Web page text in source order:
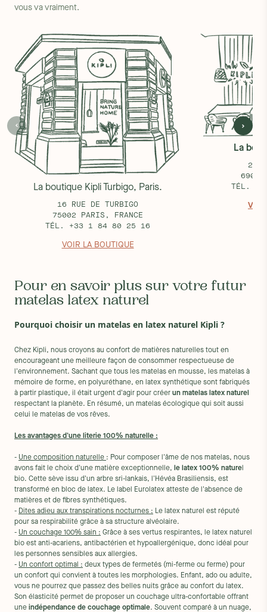
vous va vraiment.
La boutique Kipli Turbigo, Paris.
16 RUE DE TURBIGO
75002 PARIS, FRANCE
TÉL. +33 1 84 80 25 16
VOIR LA BOUTIQUE
La
25
69002
TÉL.
Pour en savoir plus sur votre futur
matelas latex naturel
Pourquoi choisir un matelas en latex naturel Kipli ?
Chez Kipli, nous croyons au confort de matières naturelles tout en
encourageant une meilleure façon de consommer respectueuse de
l'environnement. Sachant que tous les matelas en mousse, les matelas à
mémoire de forme, en polyuréthane, en latex synthétique sont fabriqués
à partir plastique, il était urgent d'agir pour créer un matelas latex naturel
respectant la planète. En résumé, un matelas écologique qui soit aussi
celui le matelas de vos rêves.
Les avantages d'une literie 100% naturelle :
- Une composition naturelle : Pour composer l'âme de nos matelas, nous
avons fait le choix d'une matière exceptionnelle, le latex 100% nature
bio. Cette sève issu d'un arbre sri-lankais, l'Hévéa Brasiliensis, est
transformé en bloc de latex. Le label Eurolatex atteste de l'absence de
matières et de fibres synthétiques.
- Dites adieu aux transpirations nocturnes : Le latex naturel est réputé
pour sa respirabilité grâce à sa structure alvéolaire.
- Un couchage 100% sain : Grâce à ses vertus respirantes, le latex naturel
bio est anti-acariens, antibactérien et hypoallergénique, donc idéal pour
les personnes sensibles aux allergies.
- Un confort optimal : deux types de fermetés (mi-ferme ou ferme) pour
un confort qui convient à toutes les morphologies. Enfant, ado ou adulte,
vous ne pourrez que passez des belles nuits grâce au confort du latex.
Son élasticité permet de proposer un couchage ultra-confortable offrant
une indépendance de couchage optimale. Souvent comparé à un nuage,